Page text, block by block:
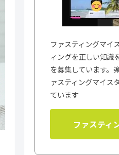
ファスティングマイ
ィングを正しい知識
を募集しています。
ァスティングマイス
ています
ファスティ